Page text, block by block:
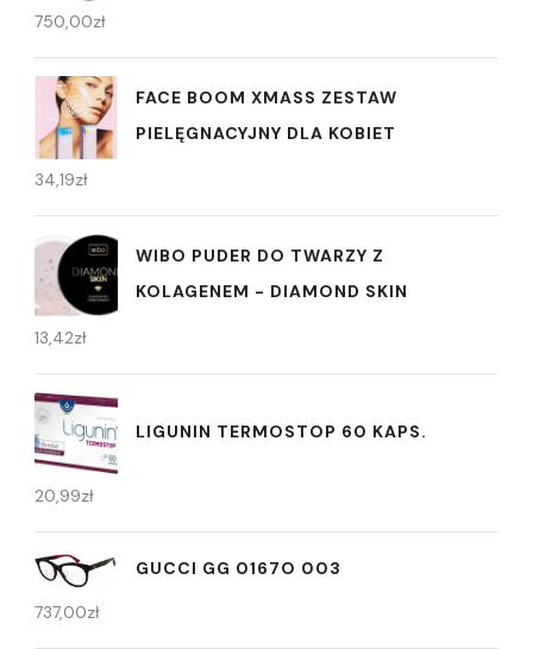
750,00zł
FACE BOOM XMASS ZESTAW
PIELĘGNACYJNY DLA KOBIET
34,19zł
WIBO PUDER DO TWARZY Z
KOLAGENEM - DIAMOND SKIN
13,42zł
LIGUNIN TERMOSTOP 60 KAPS.
20,99zł
GUCCI GG 0167O 003
737,00zł